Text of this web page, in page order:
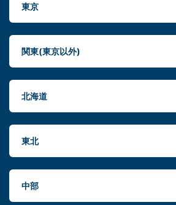
東京
関東(東京以外)
北海道
東北
中部